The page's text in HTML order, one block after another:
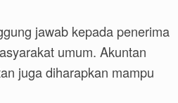
jawab kepada penerima
umum. Akuntan
juga diharapkan mampu